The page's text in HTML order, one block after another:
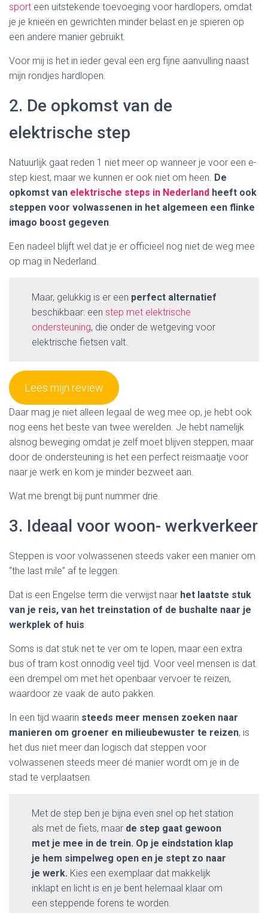
sport een uitstekende toevoeging voor hardlopers, omdat
je je knieën en gewrichten minder belast en je spieren op
een andere manier gebruikt.
Voor mij is het in ieder geval een erg fijne aanvulling naast
mijn rondjes hardlopen.
2. De opkomst van de
elektrische step
Natuurlijk gaat reden 1 niet meer op wanneer je voor een e-
step kiest, maar we kunnen er ook niet om heen. De
opkomst van elektrische steps in Nederland heeft ook
steppen voor volwassenen in het algemeen een flinke
imago boost gegeven
Een nadeel blijft wel dat je er officieel nog niet de weg mee
op mag in Nederland.
Maar, gelukkig is er een perfect alternatief
beschikbaar: een step met elektrische
ondersteuning, die onder de wetgeving voor
elektrische fietsen valt.
Lees mijn review
Daar mag je niet alleen legaal de weg mee op, je hebt ook
nog eens het beste van twee werelden. Je hebt namelijk
alsnog beweging omdat je zelf moet blijven steppen, maar
door de ondersteuning is het een perfect reismaatje voor
naar je werk en kom je minder bezweet aan.
Wat me brengt bij punt nummer drie.
3. Ideaal voor woon- werkverkeer
Steppen is voor volwassenen steeds vaker een manier om
“the last mile” af te leggen.
Dat is een Engelse term die verwijst naar het laatste stuk
van je reis, van het treinstation of de bushalte naar je
werkplek of huis
Soms is dat stuk net te ver om te lopen, maar een extra
bus of tram kost onnodig veel tijd. Voor veel mensen is dat
een drempel om met het openbaar vervoer te reizen,
waardoor ze vaak de auto pakken.
In een tijd waarin steeds meer mensen zoeken naar
manieren om groener en milieubewuster te reizen, is
het dus niet meer dan logisch dat steppen voor
volwassenen steeds meer dé manier wordt om je in de
stad te verplaatsen.
Met de step ben je bijna even snel op het station
als met de fiets, maar de step gaat gewoon
met je mee in de trein. Op je eindstation klap
je hem simpelweg open en je stept zo naar
je werk. Kies een exemplaar dat makkelijk
inklapt en licht is en je bent helemaal klaar om
een steppende forens te worden.